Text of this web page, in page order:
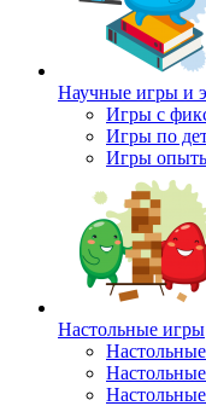
Научные игры и
Игры с
Игры по
Игры
Настольные игры